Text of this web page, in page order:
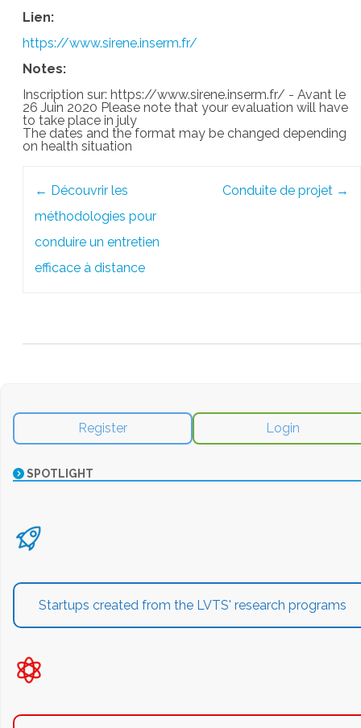
Lien:
https://www.sirene.inserm.fr/
Notes:
Inscription sur: https://www.sirene.inserm.fr/ - Avant le
26 Juin 2020 Please note that your evaluation will have
to take place in july
The dates and the format may be changed depending
on health situation
← Découvrir les
méthodologies pour
conduire un entretien
efficace à distance
Conduite de projet →
Register Login
SPOTLIGHT
Startups created from the LVTS' research programs